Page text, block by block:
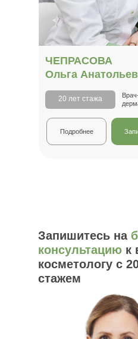
ЧЕПРАСОВА
Ольга
20 лет стажа
Подробнее
Запишитесь на
консультацию к
косметологу с
стажем